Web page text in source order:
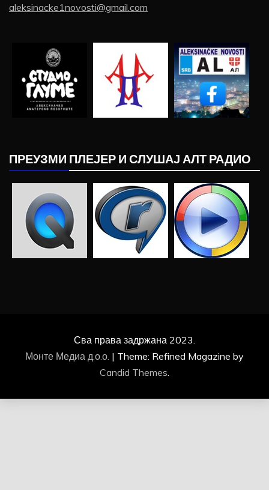
aleksinacke1novosti@gmail.com
ПРЕУЗМИ ПЛЕЈЕР И СЛУШАЈ АЛТ РАДИО
Сва права задржана 2023.
Монте Медиа д.о.о. | Theme: Refined Magazine by
Candid Themes.